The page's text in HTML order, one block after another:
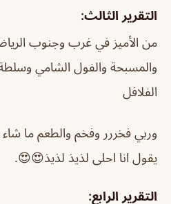
التقرير الثالث:
من الأميز في غرب وجنوب
والمسبحة والفول الشامي
الفلافل
وربي فخررر وفخم والطعم ما
يقول انا احلى لذيذ لذيذ😍😍.
التقرير الرابع: